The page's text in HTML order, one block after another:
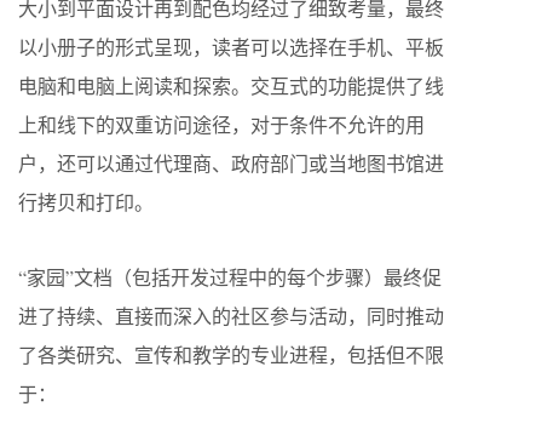
大小到平面设计再到配色均经过了细致考量，最终
以小册子的形式呈现，读者可以选择在手机、平板
电脑和电脑上阅读和探索。交互式的功能提供了线
上和线下的双重访问途径，对于条件不允许的用
户，还可以通过代理商、政府部门或当地图书馆进
行拷贝和打印。
“家园”文档（包括开发过程中的每个步骤）最终促
进了持续、直接而深入的社区参与活动，同时推动
了各类研究、宣传和教学的专业进程，包括但不限
于：